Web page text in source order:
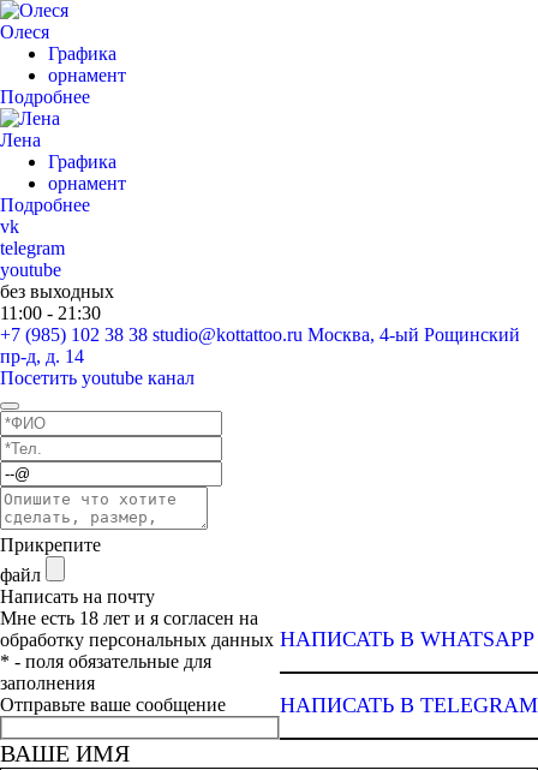
Олеся
Графика
орнамент
Подробнее
Лена
Графика
орнамент
Подробнее
vk
telegram
youtube
без выходных
11:00 - 21:30
+7 (985) 102 38 38 studio@kottattoo.ru Москва, 4-ый Рощинский
пр-д, д. 14
Посетить youtube канал
Прикрепите
файл
Написать на почту
НАПИСАТЬ В WHATSAPP
НАПИСАТЬ В TELEGRAM
Мне есть 18 лет и я согласен на
обработку персональных данных
* - поля обязательные для
заполнения
Отправьте ваше сообщение
ВАШЕ ИМЯ